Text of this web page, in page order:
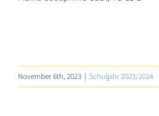
November 6th, 2023 | Schuljahr 2023/2024